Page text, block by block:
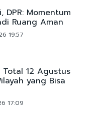
DPR: Momentum
Ruang Aman
19:57
12 Agustus
yang Bisa
17:09